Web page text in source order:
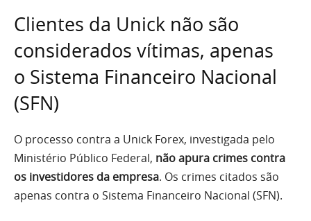
Clientes da Unick não são
considerados vítimas, apenas
o Sistema Financeiro Nacional
(SFN)
O processo contra a Unick Forex, investigada pelo
Ministério Público Federal, não apura crimes contra
os investidores da empresa. Os crimes citados são
apenas contra o Sistema Financeiro Nacional (SFN).